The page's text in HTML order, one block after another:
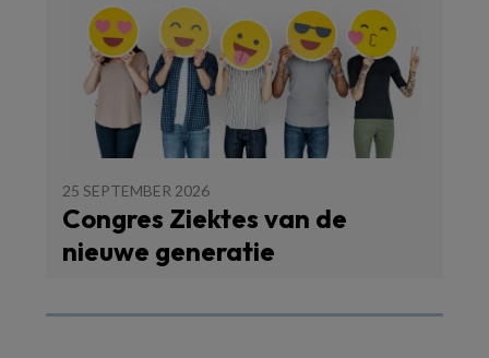
25 SEPTEMBER 2026
Congres Ziektes van de
nieuwe generatie